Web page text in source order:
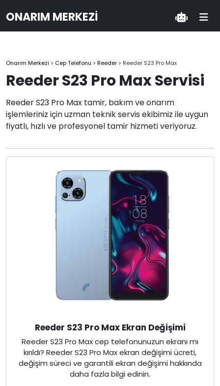
ONARIM MERKEZI
Onarım Merkezi > Cep Telefonu > Reeder > Reeder S23 Pro Max
Reeder S23 Pro Max Servisi
Reeder S23 Pro Max tamir, bakım ve onarım
işlemleriniz için uzman teknik servis ekibimiz ile uygun
fiyatlı, hızlı ve profesyonel tamir hizmeti veriyoruz.
Reeder S23 Pro Max Ekran Değişimi
Reeder S23 Pro Max cep telefonunuzun ekranı mı
kırıldı? Reeder S23 Pro Max ekran değişimi ücreti,
değişim süreci ve garantili ekran değişimi hakkında
daha fazla bilgi edinin.